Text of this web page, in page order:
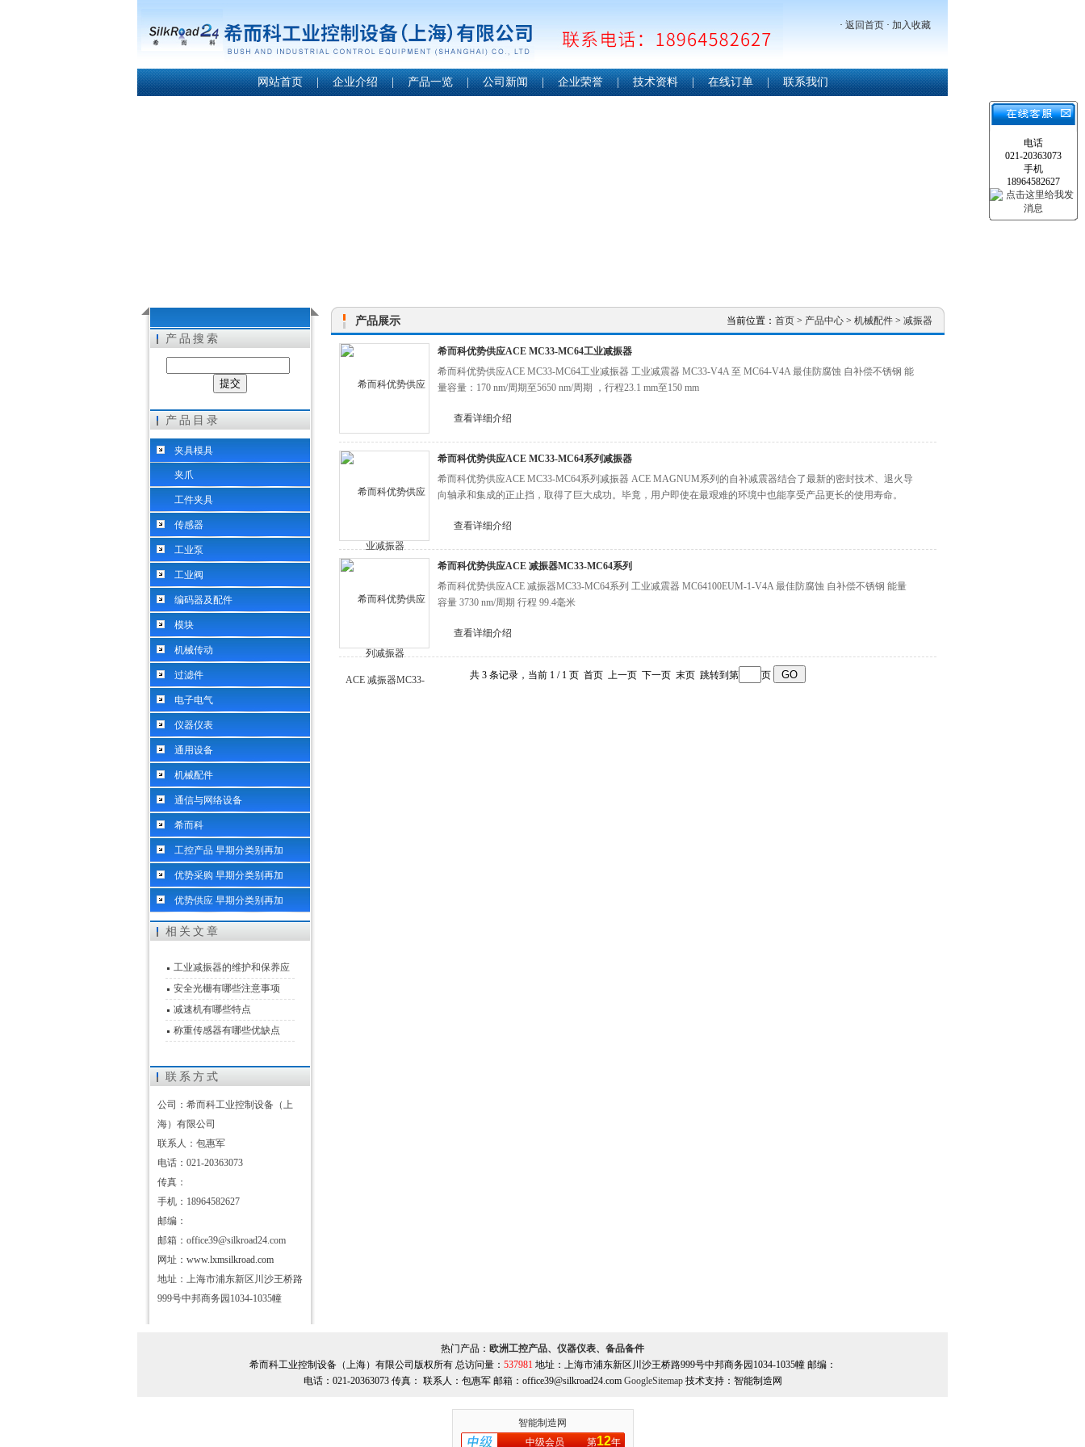
· 返回首页 · 加入收藏
网站首页 | 企业介绍 | 产品一览 | 公司新闻 | 企业荣誉 | 技术资料 | 在线订单 | 联系我们
产品搜索
产品目录
夹具模具
夹爪
工件夹具
传感器
工业泵
工业阀
编码器及配件
模块
机械传动
过滤件
电子电气
仪器仪表
通用设备
机械配件
通信与网络设备
希而科
工控产品 早期分类别再加
优势采购 早期分类别再加
优势供应 早期分类别再加
相关文章
工业减振器的维护和保养应
该怎么做
安全光栅有哪些注意事项
减速机有哪些特点
称重传感器有哪些优缺点
联系方式
公司：希而科工业控制设备（上
海）有限公司
联系人：包惠军
电话：021-20363073
传真：
手机：18964582627
邮编：
邮箱：office39@silkroad24.com
网址： www.lxmsilkroad.com
地址：上海市浦东新区川沙王桥路
999号中邦商务园1034-1035幢
产品展示 当前位置： 首页 > 产品中心 > 机械配件 > 减振器
希而科优势供应ACE MC33-MC64工业减振器
希而科优势供应ACE MC33-MC64工业减振器 工业减震器 MC33-V4A 至 MC64-V4A 最佳防腐蚀 自补偿不锈钢 能
量容量：170 nm/周期至5650 nm/周期 ，行程23.1 mm至150 mm
查看详细介绍
希而科优势供应ACE MC33-MC64系列减振器
希而科优势供应ACE MC33-MC64系列减振器 ACE MAGNUM系列的自补减震器结合了最新的密封技术、退火导
向轴承和集成的正止挡，取得了巨大成功。毕竟，用户即使在最艰难的环境中也能享受产品更长的使用寿命。
查看详细介绍
希而科优势供应ACE 减振器MC33-MC64系列
希而科优势供应ACE 减振器MC33-MC64系列 工业减震器 MC64100EUM-1-V4A 最佳防腐蚀 自补偿不锈钢 能量
容量 3730 nm/周期 行程 99.4毫米
查看详细介绍
共 3 条记录，当前 1 / 1 页 首页 上一页 下一页 末页 跳转到第 页
热门产品： 欧洲工控产品、仪器仪表、备品备件
希而科工业控制设备（上海）有限公司版权所有 总访问量： 537981 地址：上海市浦东新区川沙王桥路999号中邦商务园1034-1035幢 邮编：
电话：021-20363073 传真： 联系人：包惠军 邮箱：office39@silkroad24.com GoogleSitemap技术支持：智能制造网
电话
021-20363073
手机
18964582627
智能制造网
中级会员
第12年